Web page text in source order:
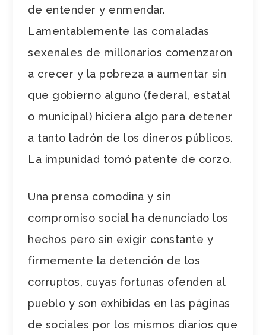
de entender y enmendar.
Lamentablemente las comaladas
sexenales de millonarios comenzaron
a crecer y la pobreza a aumentar sin
que gobierno alguno (federal, estatal
o municipal) hiciera algo para detener
a tanto ladrón de los dineros públicos.
La impunidad tomó patente de corzo.
Una prensa comodina y sin
compromiso social ha denunciado los
hechos pero sin exigir constante y
firmemente la detención de los
corruptos, cuyas fortunas ofenden al
pueblo y son exhibidas en las páginas
de sociales por los mismos diarios que